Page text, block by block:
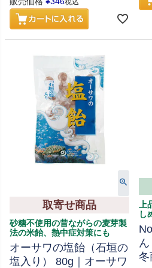
税込
取寄せ商品
砂糖不使用の昔ながらの麦芽製
法の米飴、熱中症対策にも
オーサワの塩飴（石垣の
塩入り） 80g｜オーサワ
し
冬